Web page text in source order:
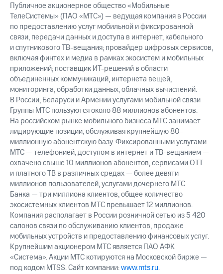
Публичное акционерное общество «Мобильные
ТелеСистемы» (ПАО «МТС») — ведущая компания в России
по предоставлению услуг мобильной и фиксированной
связи, передачи данных и доступа в интернет, кабельного
и спутникового ТВ-вещания; провайдер цифровых сервисов,
включая финтех и медиа в рамках экосистем и мобильных
приложений; поставщик ИТ-решений в области
объединенных коммуникаций, интернета вещей,
мониторинга, обработки данных, облачных вычислений.
В России, Беларуси и Армении услугами мобильной связи
Группы МТС пользуются около 88 миллионов абонентов.
На российском рынке мобильного бизнеса МТС занимает
лидирующие позиции, обслуживая крупнейшую 80-
миллионную абонентскую базу. Фиксированными услугами
МТС — телефонией, доступом в интернет и ТВ-вещанием —
охвачено свыше 10 миллионов абонентов, сервисами OTT
и платного ТВ в различных средах — более девяти
миллионов пользователей, услугами дочернего МТС
Банка — три миллиона клиентов, общее количество
экосистемных клиентов МТС превышает 12 миллионов.
Компания располагает в России розничной сетью из 5 420
салонов связи по обслуживанию клиентов, продаже
мобильных устройств и предоставлению финансовых услуг.
Крупнейшим акционером МТС является ПАО АФК
«Система». Акции МТС котируются на Московской бирже —
под кодом MTSS. Сайт компании:www.mts.ru.